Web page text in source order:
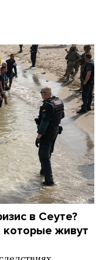
в Сеуте?
которые живут